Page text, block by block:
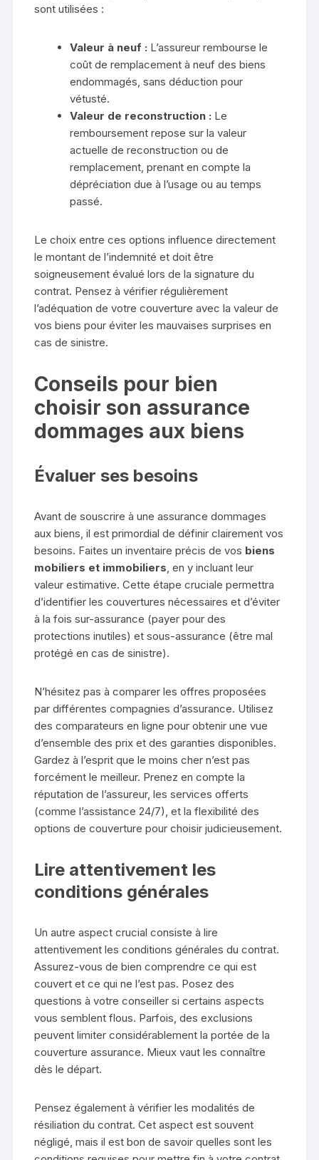
sont utilisées :
Valeur à neuf : L’assureur rembourse le
coût de remplacement à neuf des biens
endommagés, sans déduction pour
vétusté.
Valeur de reconstruction : Le
remboursement repose sur la valeur
actuelle de reconstruction ou de
remplacement, prenant en compte la
dépréciation due à l’usage ou au temps
passé.
Le choix entre ces options influence directement
le montant de l’indemnité et doit être
soigneusement évalué lors de la signature du
contrat. Pensez à vérifier régulièrement
l’adéquation de votre couverture avec la valeur de
vos biens pour éviter les mauvaises surprises en
cas de sinistre.
Conseils pour bien
choisir son assurance
dommages aux biens
Évaluer ses besoins
Avant de souscrire à une assurance dommages
aux biens, il est primordial de définir clairement vos
besoins. Faites un inventaire précis de vos biens
mobiliers et immobiliers, en y incluant leur
valeur estimative. Cette étape cruciale permettra
d’identifier les couvertures nécessaires et d’éviter
à la fois sur-assurance (payer pour des
protections inutiles) et sous-assurance (être mal
protégé en cas de sinistre).
N’hésitez pas à comparer les offres proposées
par différentes compagnies d’assurance. Utilisez
des comparateurs en ligne pour obtenir une vue
d’ensemble des prix et des garanties disponibles.
Gardez à l’esprit que le moins cher n’est pas
forcément le meilleur. Prenez en compte la
réputation de l’assureur, les services offerts
(comme l’assistance 24/7), et la flexibilité des
options de couverture pour choisir judicieusement.
Lire attentivement les
conditions générales
Un autre aspect crucial consiste à lire
attentivement les conditions générales du contrat.
Assurez-vous de bien comprendre ce qui est
couvert et ce qui ne l’est pas. Posez des
questions à votre conseiller si certains aspects
vous semblent flous. Parfois, des exclusions
peuvent limiter considérablement la portée de la
couverture assurance. Mieux vaut les connaître
dès le départ.
Pensez également à vérifier les modalités de
résiliation du contrat. Cet aspect est souvent
négligé, mais il est bon de savoir quelles sont les